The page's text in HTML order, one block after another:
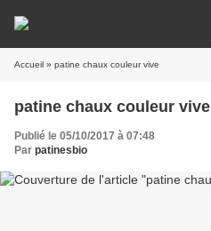
Accueil » patine chaux couleur vive
patine chaux couleur vive
Publié le 05/10/2017 à 07:48
Par patinesbio